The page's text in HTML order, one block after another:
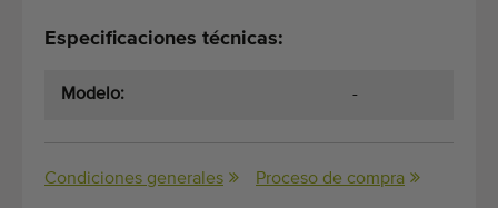
Especificaciones técnicas:
Modelo: -
Condiciones generales Proceso de compra